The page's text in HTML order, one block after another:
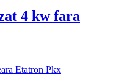
4 kw fara